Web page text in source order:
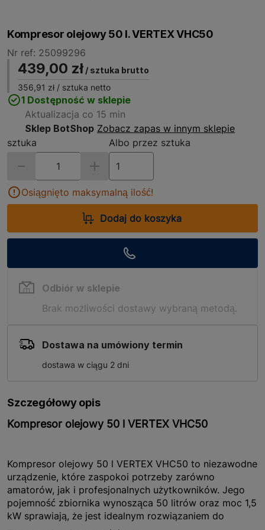
Kompresor olejowy 50 l. VERTEX VHC50
Nr ref: 25099296
439,00 zł / sztuka brutto
356,91 zł / sztuka netto
1 Dostępność w sklepie
Aktualizacja co 15 min
Sklep BotShop Zobacz zapas w innym sklepie
sztuka
Albo przez sztuka
Osiągnięto maksymalną ilość!
Dodaj do koszyka
Odbiór w sklepie
Brak możliwości dostawy wybraną metodą.
Dostawa na umówiony termin
dostawa w ciągu 2 dni
Szczegółowy opis
Kompresor olejowy 50 l VERTEX VHC50
Kompresor olejowy 50 l VERTEX VHC50 to niezawodne
urządzenie, które zaspokoi potrzeby zarówno
amatorów, jak i profesjonalnych użytkowników. Jego
pojemność zbiornika wynosząca 50 litrów oraz moc 1,5
kW sprawiają, że jest idealnym rozwiązaniem do